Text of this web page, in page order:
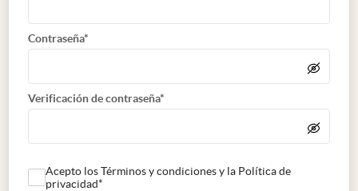
Contraseña*
Verificación de contraseña*
Acepto los Términos y condiciones y la Política de
privacidad*